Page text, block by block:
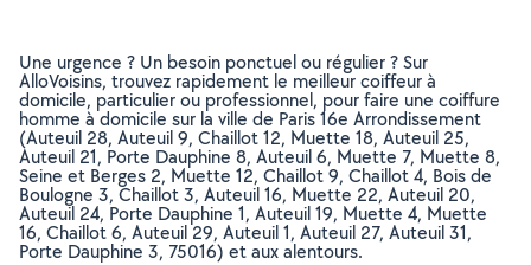
Une urgence ? Un besoin ponctuel ou régulier ? Sur
AlloVoisins, trouvez rapidement le meilleur coiffeur à
domicile, particulier ou professionnel, pour faire une coiffure
homme à domicile sur la ville de Paris 16e Arrondissement
(Auteuil 28, Auteuil 9, Chaillot 12, Muette 18, Auteuil 25,
Auteuil 21, Porte Dauphine 8, Auteuil 6, Muette 7, Muette 8,
Seine et Berges 2, Muette 12, Chaillot 9, Chaillot 4, Bois de
Boulogne 3, Chaillot 3, Auteuil 16, Muette 22, Auteuil 20,
Auteuil 24, Porte Dauphine 1, Auteuil 19, Muette 4, Muette
16, Chaillot 6, Auteuil 29, Auteuil 1, Auteuil 27, Auteuil 31,
Porte Dauphine 3, 75016) et aux alentours.